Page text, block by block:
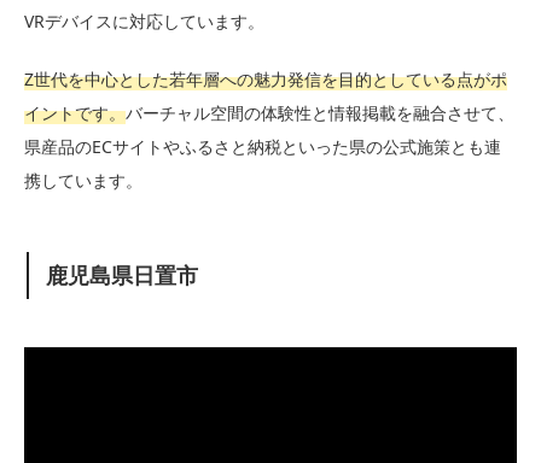
VRデバイスに対応しています。
Z世代を中心とした若年層への魅力発信を目的としている点がポ
イントです。バーチャル空間の体験性と情報掲載を融合させて、
県産品のECサイトやふるさと納税といった県の公式施策とも連
携しています。
鹿児島県日置市